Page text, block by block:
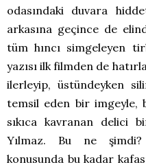
odasındaki duvara
arkasına geçince de
tüm hıncı simgeleyen
yazısı ilk filmden de
ilerleyip, üstündeyken
temsil eden bir imgeyle,
sıkıca kavranan delici
Yılmaz. Bu ne
konusunda bu kadar